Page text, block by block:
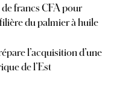
francs CFA pour
du palmier à huile
l’acquisition d’une
de l’Est